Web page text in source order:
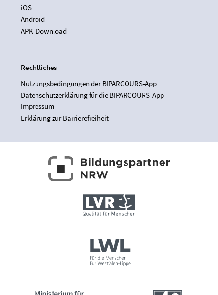
iOS
Android
APK-Download
Rechtliches
Nutzungsbedingungen der BIPARCOURS-App
Datenschutzerklärung für die BIPARCOURS-App
Impressum
Erklärung zur Barrierefreiheit